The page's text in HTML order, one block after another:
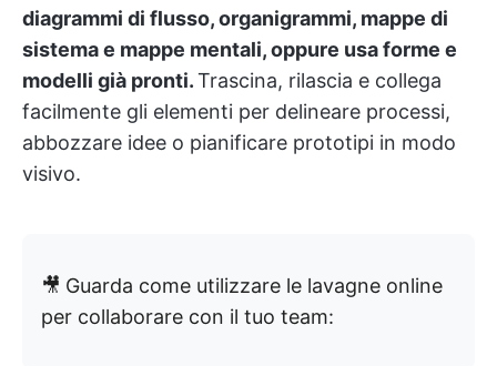
diagrammi di flusso, organigrammi, mappe di
sistema e mappe mentali, oppure usa forme e
modelli già pronti.Trascina, rilascia e collega
facilmente gli elementi per delineare processi,
abbozzare idee o pianificare prototipi in modo
visivo.
🎥 Guarda come utilizzare le lavagne online
per collaborare con il tuo team: